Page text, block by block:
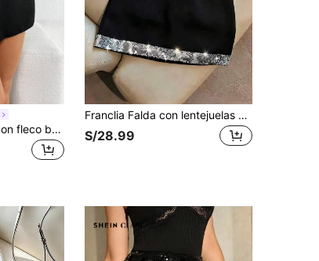
Firerie Skort ribete con fleco bajo asimétrico
Franclia Falda con lentejuelas elegante y sofisticada, de cintura alta, que estiliza y favorece la figura para primavera y verano
S/28.99